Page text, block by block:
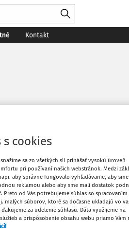
Kontakt
. Právny
ne bis in idemv
a jej
Následne
ako aj v
s cookies
sa zo všetkých síl prinášať vysokú úroveň
pri používaní našich webstránok. Medzi
aby správne fungovalo vyhľadávanie, aby sme
reklamou alebo aby sme mali dostatok
Preto od Vás potrebujeme súhlas so spracovaním
malých súborov, ktoré sa dočasne ukladajú vo
za udelenie súhlasu. Dáta využijeme na
a prispôsobenie obsahu webu priamo Vám